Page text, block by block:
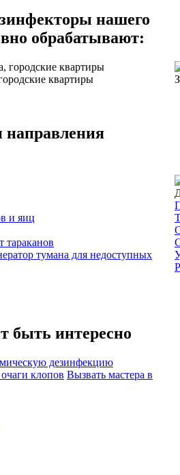
нашего
обрабатывают:
квартиры
направления
и яиц
тараканов
тумана для недоступных
быть интересно
дезинфекцию
клопов Вызвать мастера в